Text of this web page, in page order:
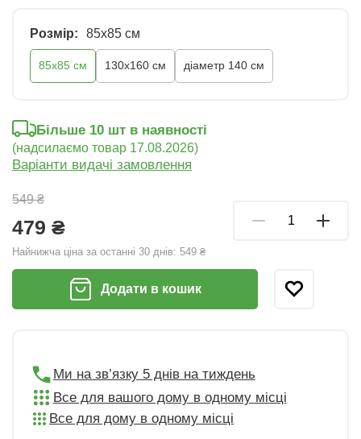
Розмір: 85x85 см
85x85 см 130х160 см діаметр 140 см
549 ₴
479 ₴
Найнижча ціна за останні 30 днів: 549 ₴
Більше 10 шт в наявності
(надсилаємо товар 17.08.2026)
Варіанти видачі замовлення
Додати в кошик
Ми на зв’язку 5 днів на тиждень
Все для вашого дому в одному місці
Все для дому в одному місці